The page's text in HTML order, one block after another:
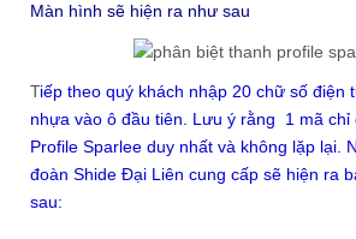
Màn hình sẽ hiện ra như sau
Tiếp theo quý khách nhập 20 chữ số điện
nhựa vào ô đầu tiên. Lưu ý rằng 1 mã chỉ
Profile Sparlee duy nhất và không lặp lại.
đoàn Shide Đại Liên cung cấp sẽ hiện ra
sau: